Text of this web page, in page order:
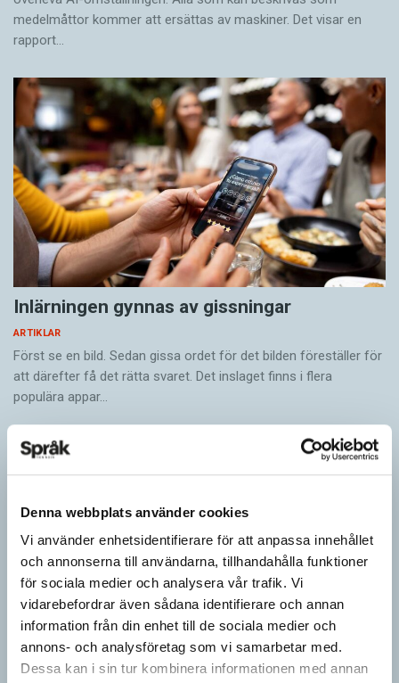
Denna webbplats använder cookies
Vi använder enhetsidentifierare för att anpassa innehållet
och annonserna till användarna, tillhandahålla funktioner
för sociala medier och analysera vår trafik. Vi
vidarebefordrar även sådana identifierare och annan
information från din enhet till de sociala medier och
annons- och analysföretag som vi samarbetar med.
Dessa kan i sin tur kombinera informationen med annan
medelmåttor kommer att ersättas av maskiner. Det visar en
rapport…
Inlärningen gynnas av gissningar
ARTIKLAR
Först se en bild. Sedan gissa ordet för det bilden föreställer för
att därefter få det rätta svaret. Det inslaget finns i flera
populära appar…
Fler ser kvinnor med nya former